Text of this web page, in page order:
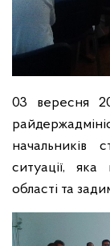
03 вересня
начальників
ситуації,
області та